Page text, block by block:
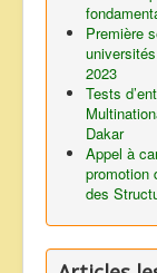
Première
2023
Tests
Dakar
Appel à
promotion
des